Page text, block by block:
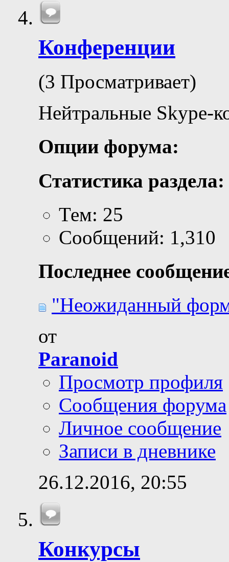
Конференции
(3 Просматривает)
Нейтральные Skype-
Опции форума:
Статистика раздела:
Тем: 25
Сообщений: 1,310
Последнее
"Неожиданный
от
Paranoid
Просмотр профиля
Сообщения форума
Личное сообщение
Записи в дневнике
26.12.2016, 20:55
Конкурсы